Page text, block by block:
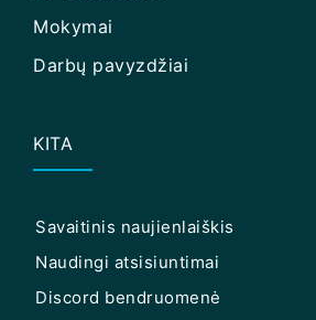
Mokymai
Darbų pavyzdžiai
KITA
Savaitinis naujienlaiškis
Naudingi atsisiuntimai
Discord bendruomenė